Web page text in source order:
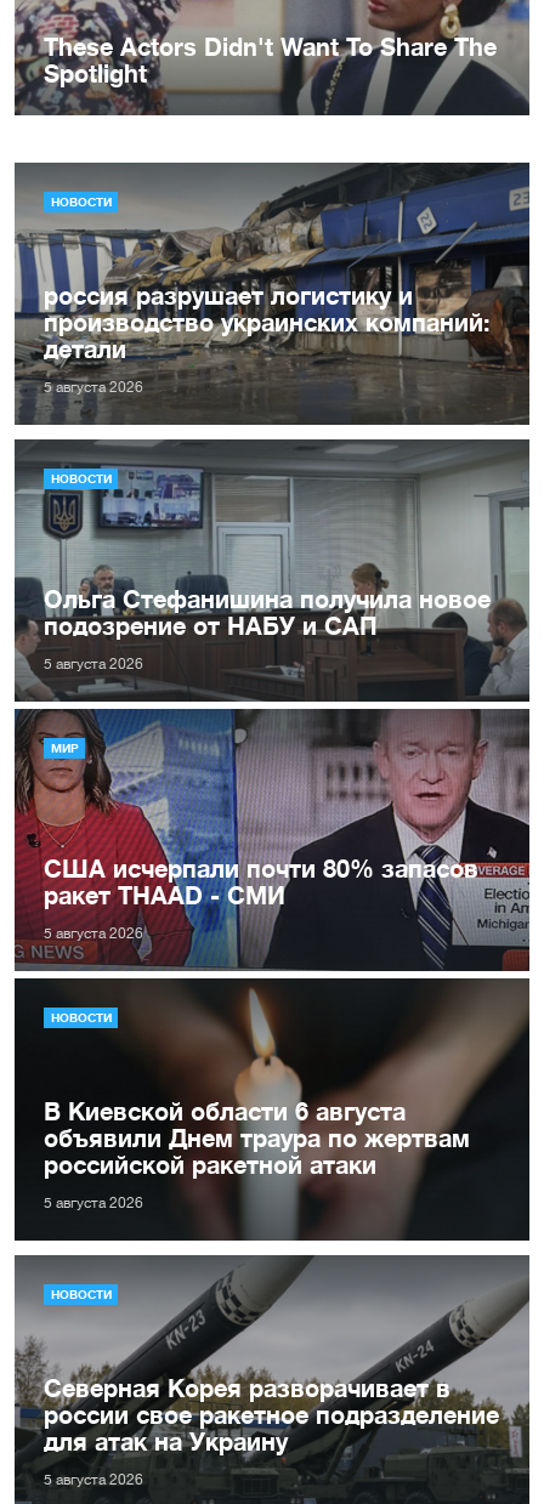
НОВОСТИ
россия разрушает логистику и
производство украинских компаний:
детали
5 августа 2026
НОВОСТИ
Ольга Стефанишина получила новое
подозрение от НАБУ и САП
5 августа 2026
МИР
США исчерпали почти 80% запасов
ракет THAAD - СМИ
5 августа 2026
НОВОСТИ
В Киевской области 6 августа
объявили Днем траура по жертвам
российской ракетной атаки
5 августа 2026
НОВОСТИ
Северная Корея разворачивает в
россии свое ракетное подразделение
для атак на Украину
5 августа 2026